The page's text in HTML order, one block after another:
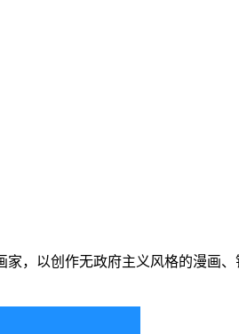
，以创作无政府主义风格的漫画